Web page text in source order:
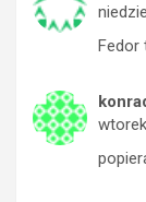
Fedor